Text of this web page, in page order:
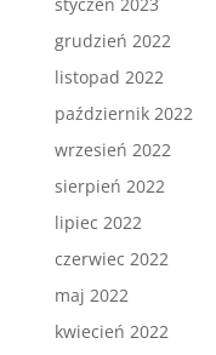
grudzień 2022
listopad 2022
październik 2022
wrzesień 2022
sierpień 2022
lipiec 2022
czerwiec 2022
maj 2022
kwiecień 2022